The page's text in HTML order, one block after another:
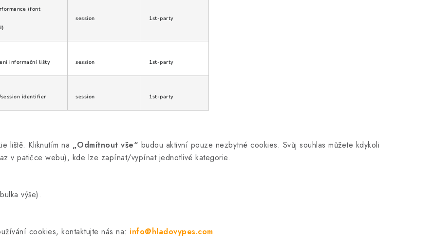
(font
session 1st-party
informační lišty session 1st-party
identifier session 1st-party
liště. Kliknutím na „Odmítnout vše“ budou aktivní pouze nezbytné cookies. Svůj souhlas můžete kdykoli
v patičce webu), kde lze zapínat/vypínat jednotlivé kategorie.
výše).
cookies, kontaktujte nás na: info@hladovypes.com